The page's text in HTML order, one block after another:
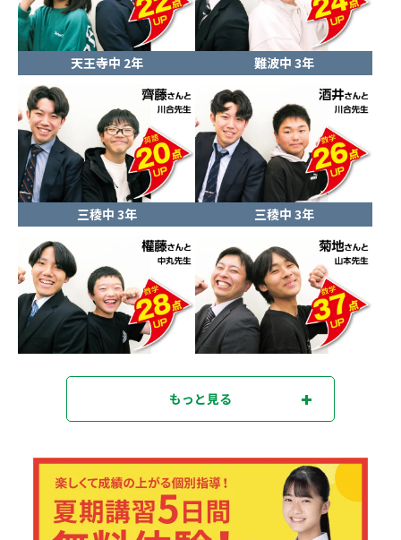
天王寺中 2年 難波中 3年
三稜中 3年 三稜中 3年
もっと見る